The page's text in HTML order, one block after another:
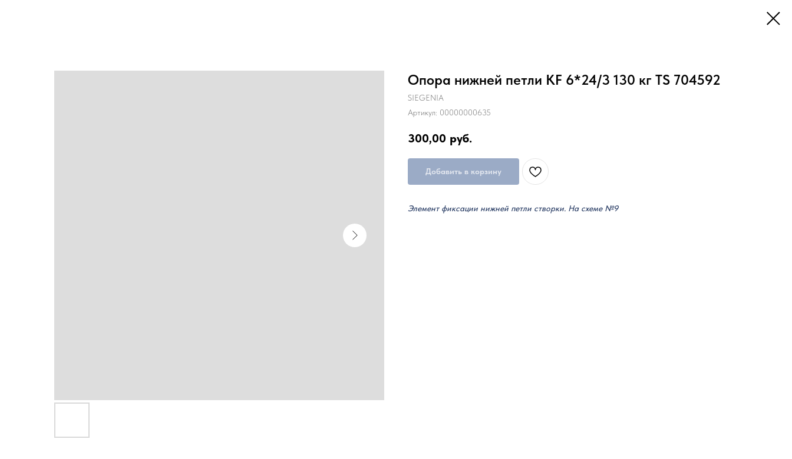
Опора нижней петли KF 6*24/3 130 кг TS 704592
SIEGENIA
Артикул: 00000000635
300,00 руб.
Добавить в корзину
Элемент фиксации нижней петли створки. На схеме №9